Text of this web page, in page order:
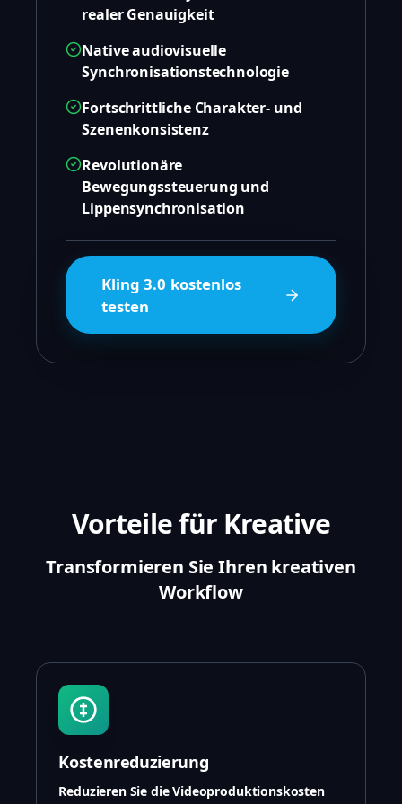
realer Genauigkeit
Native audiovisuelle
Synchronisationstechnologie
Fortschrittliche Charakter- und
Szenenkonsistenz
Revolutionäre
Bewegungssteuerung und
Lippensynchronisation
Kling 3.0 kostenlos
testen
Vorteile für Kreative
Transformieren Sie Ihren kreativen
Workflow
Kostenreduzierung
Reduzieren Sie die Videoproduktionskosten